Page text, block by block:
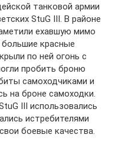
танковой армии
StuG III. В районе
ехавшую мимо
красные
по ней огонь с
пробить броню
самоходчиками и
на броне самоходки.
III использовались
истребителями
боевые качества.